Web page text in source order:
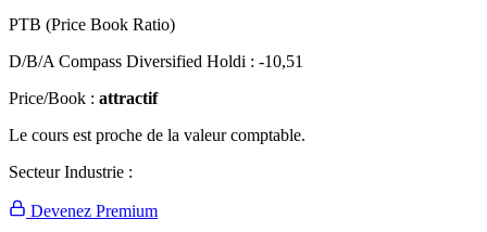
PTB (Price Book Ratio)
D/B/A Compass Diversified Holdi : -10,51
Price/Book : attractif
Le cours est proche de la valeur comptable.
Secteur Industrie :
Devenez Premium